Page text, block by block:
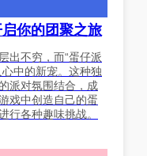
你的团聚之旅
出不穷，而“蛋仔派
中的新宠。这种独
派对氛围结合，成
戏中创造自己的蛋
行各种趣味挑战。